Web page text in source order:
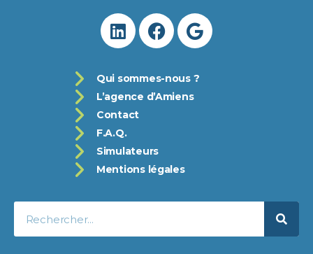
Qui sommes-nous ?
L’agence d’Amiens
Contact
F.A.Q.
Simulateurs
Mentions légales